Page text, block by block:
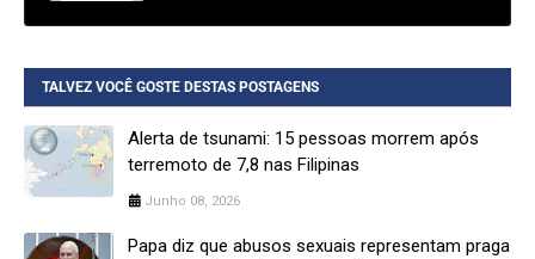
TALVEZ VOCÊ GOSTE DESTAS POSTAGENS
Alerta de tsunami: 15 pessoas morrem após
terremoto de 7,8 nas Filipinas
Junho 08, 2026
Papa diz que abusos sexuais representam praga